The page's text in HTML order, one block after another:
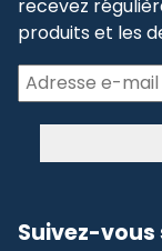
recevez
produits et les
Suivez-